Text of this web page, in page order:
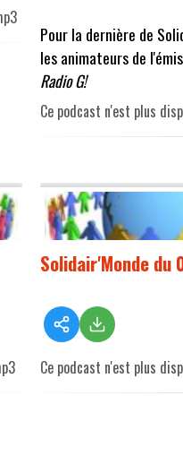
Pour la dernière de
les animateurs de
Radio G!
Ce podcast n'est plus
Solidair'Monde du
Ce podcast n'est plus